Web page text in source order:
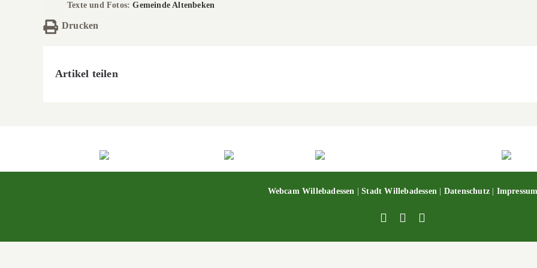
Texte und Fotos:Gemeinde Altenbeken
Drucken
Artikel teilen
Webcam Willebadessen |Stadt Willebadessen | Datenschutz| Impressum
Facebook